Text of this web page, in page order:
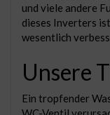
und viele andere
dieses Inverters ist
wesentlich
Unsere
Ein tropfender